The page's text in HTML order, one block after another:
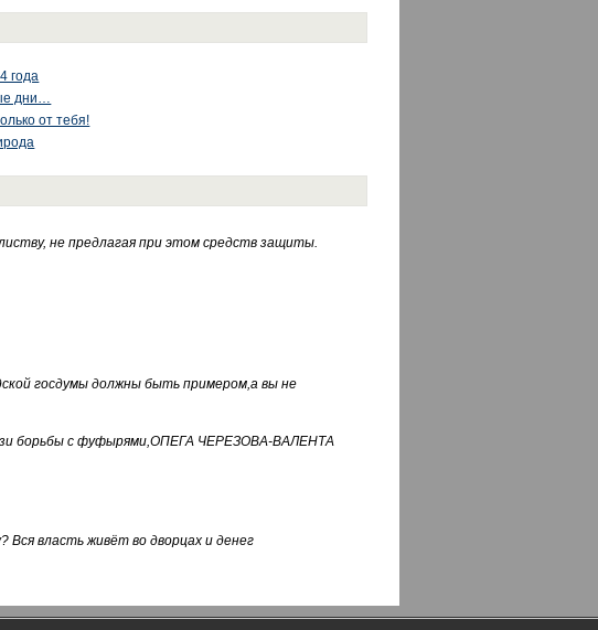
года
дни…
от тебя!
не предлагая при этом средств защиты.
госдумы должны быть примером,а вы не
борьбы с фуфырями,ОПЕГА ЧЕРЕЗОВА-ВАЛЕНТА
власть живёт во дворцах и денег